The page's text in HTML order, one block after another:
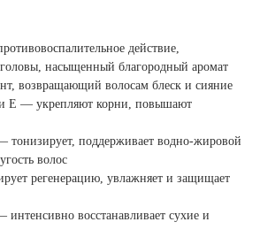
действие,
насыщенный благородный аромат
возвращающий волосам блеск и сияние
E — укрепляют корни, повышают
тонизирует, поддерживает водно-жировой
волос
регенерацию, увлажняет и защищает
восстанавливает сухие и